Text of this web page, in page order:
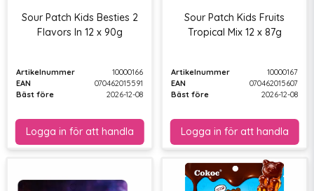
Sour Patch Kids Besties 2
Flavors In 12 x 90g
Artikelnummer
10000166
EAN
070462015591
Bäst före
2026-12-08
Sour Patch Kids Fruits
Tropical Mix 12 x 87g
Artikelnummer
10000167
EAN
070462015607
Bäst före
2026-12-08